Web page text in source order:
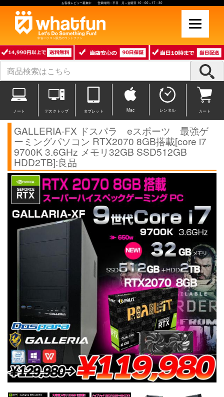
お客様レビュー募集中 営業時間：平日 月～金曜日 10：00～17：30
中古パソコン販売のワットファン
ノート デスクトップ タブレット Mac レンタル カート
GALLERIA-FX ドスパラ eスポーツ 最強ゲ
ーミングパソコン RTX2070 8GB搭載[core i7
9700K 3.6GHz メモリ32GB SSD512GB
HDD2TB]:良品